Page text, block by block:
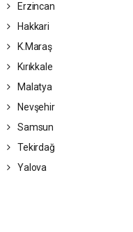
Erzincan
Hakkari
K.Maraş
Kırıkkale
Malatya
Nevşehir
Samsun
Tekirdağ
Yalova